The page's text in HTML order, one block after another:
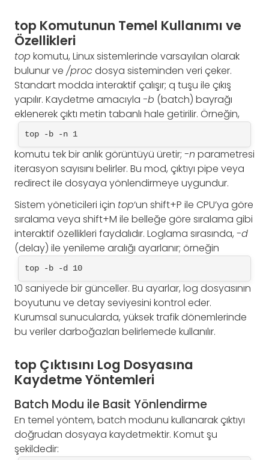
top Komutunun Temel Kullanımı ve
Özellikleri
top komutu, Linux sistemlerinde varsayılan olarak
bulunur ve /procdosya sisteminden veri çeker.
Standart modda interaktif çalışır; q tuşu ile çıkış
yapılır. Kaydetme amacıyla -b (batch) bayrağı
eklenerek çıktı metin tabanlı hale getirilir. Örneğin,
top -b -n 1
komutu tek bir anlık görüntüyü üretir; -n parametresi
iterasyon sayısını belirler. Bu mod, çıktıyı pipe veya
redirect ile dosyaya yönlendirmeye uygundur.
Sistem yöneticileri için top‘un shift+P ile CPU’ya göre
sıralama veya shift+M ile belleğe göre sıralama gibi
interaktif özellikleri faydalıdır. Loglama sırasında, -d
(delay) ile yenileme aralığı ayarlanır; örneğin
top -b -d 10
10 saniyede bir günceller. Bu ayarlar, log dosyasının
boyutunu ve detay seviyesini kontrol eder.
Kurumsal sunucularda, yüksek trafik dönemlerinde
bu veriler darboğazları belirlemede kullanılır.
top Çıktısını Log Dosyasına
Kaydetme Yöntemleri
Batch Modu ile Basit Yönlendirme
En temel yöntem, batch modunu kullanarak çıktıyı
doğrudan dosyaya kaydetmektir. Komut şu
şekildedir: